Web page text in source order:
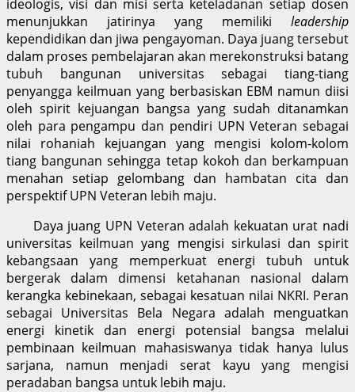
ideologis, visi dan misi serta keteladanan setiap dosen
menunjukkan jatirinya yang memiliki leadership
kependidikan dan jiwa pengayoman. Daya juang tersebut
dalam proses pembelajaran akan merekonstruksi batang
tubuh bangunan universitas sebagai tiang-tiang
penyangga keilmuan yang berbasiskan EBM namun diisi
oleh spirit kejuangan bangsa yang sudah ditanamkan
oleh para pengampu dan pendiri UPN Veteran sebagai
nilai rohaniah kejuangan yang mengisi kolom-kolom
tiang bangunan sehingga tetap kokoh dan berkampuan
menahan setiap gelombang dan hambatan cita dan
perspektif UPN Veteran lebih maju.
Daya juang UPN Veteran adalah kekuatan urat nadi
universitas keilmuan yang mengisi sirkulasi dan spirit
kebangsaan yang memperkuat energi tubuh untuk
bergerak dalam dimensi ketahanan nasional dalam
kerangka kebinekaan, sebagai kesatuan nilai NKRI. Peran
sebagai Universitas Bela Negara adalah menguatkan
energi kinetik dan energi potensial bangsa melalui
pembinaan keilmuan mahasiswanya tidak hanya lulus
sarjana, namun menjadi serat kayu yang mengisi
peradaban bangsa untuk lebih maju.